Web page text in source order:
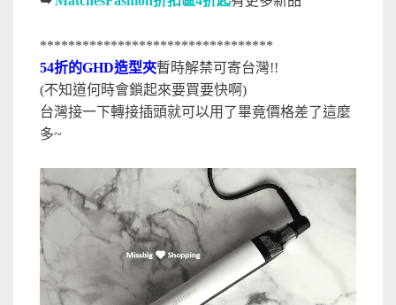
*********************************
54折的GHD造型夾暫時解禁可寄台灣!!
(不知道何時會鎖起來要買要快啊)
台灣接一下轉接插頭就可以用了畢竟價格差了這麼
多~